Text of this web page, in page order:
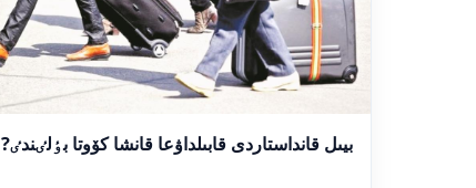
بيىل قانداستاردى قابىلداۋعا قانشا كۆوتا بٶلٸندٸ?